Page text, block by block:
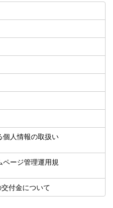
個人情報の取扱い
ージ管理運用規
付金について